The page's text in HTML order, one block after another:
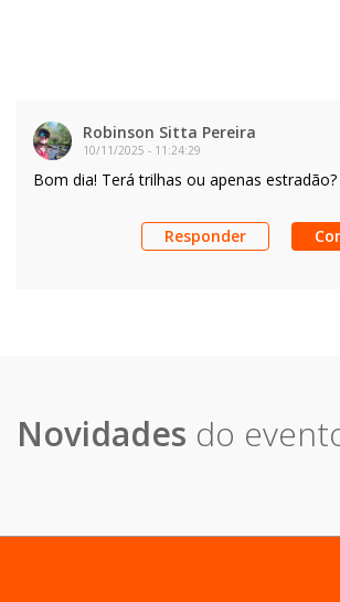
Robinson Sitta Pereira
10/11/2025 - 11:24:29
Bom dia! Terá trilhas ou apenas estradão?
Responder
Novidades do